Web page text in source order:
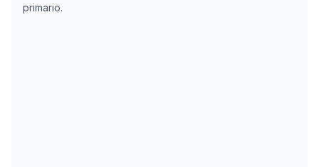
primario.
21/06/2025